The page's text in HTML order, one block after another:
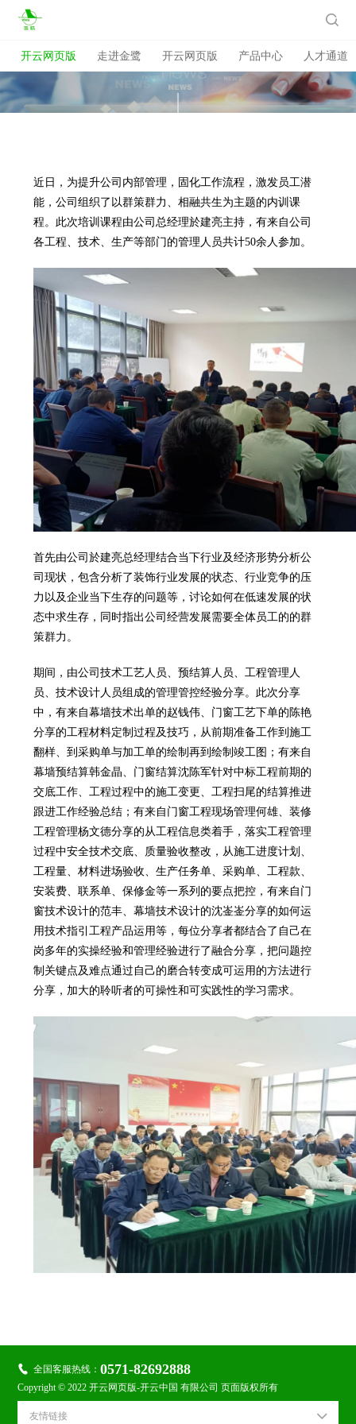
开云网页版
开云网页版 走进金鹭 开云网页版 产品中心 人才通道

近日，为提升公司内部管理，固化工作流程，激发员工潜
能，公司组织了以群策群力、相融共生为主题的内训课
程。此次培训课程由公司总经理於建亮主持，有来自公司
各工程、技术、生产等部门的管理人员共计50余人参加。
首先由公司於建亮总经理结合当下行业及经济形势分析公
司现状，包含分析了装饰行业发展的状态、行业竞争的压
力以及企业当下生存的问题等，讨论如何在低速发展的状
态中求生存，同时指出公司经营发展需要全体员工的的群
策群力。
期间，由公司技术工艺人员、预结算人员、工程管理人
员、技术设计人员组成的管理管控经验分享。此次分享
中，有来自幕墙技术出单的赵钱伟、门窗工艺下单的陈艳
分享的工程材料定制过程及技巧，从前期准备工作到施工
翻样、到采购单与加工单的绘制再到绘制竣工图；有来自
幕墙预结算韩金晶、门窗结算沈陈军针对中标工程前期的
交底工作、工程过程中的施工变更、工程扫尾的结算推进
跟进工作经验总结；有来自门窗工程现场管理何雄、装修
工程管理杨文德分享的从工程信息类着手，落实工程管理
过程中安全技术交底、质量验收整改，从施工进度计划、
工程量、材料进场验收、生产任务单、采购单、工程款、
安装费、联系单、保修金等一系列的要点把控，有来自门
窗技术设计的范丰、幕墙技术设计的沈崟崟分享的如何运
用技术指引工程产品运用等，每位分享者都结合了自己在
岗多年的实操经验和管理经验进行了融合分享，把问题控
制关键点及难点通过自己的磨合转变成可运用的方法进行
分享，加大的聆听者的可操性和可实践性的学习需求。
 全国客服热线：0571-82692888
Copyright © 2022 开云网页版-开云中国 有限公司 页面版权所有
友情链接 